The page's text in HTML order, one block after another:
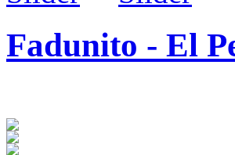
Fadunito - El